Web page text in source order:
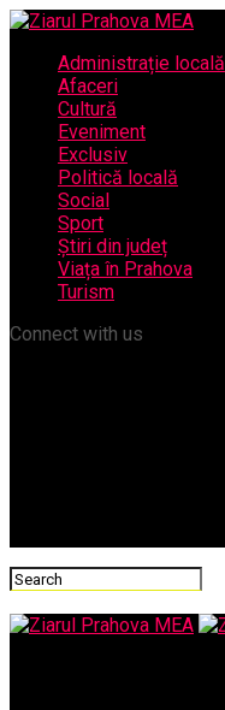
Administrație locală
Afaceri
Cultură
Eveniment
Exclusiv
Politică locală
Social
Sport
Știri din județ
Viața în Prahova
Turism
Connect with us